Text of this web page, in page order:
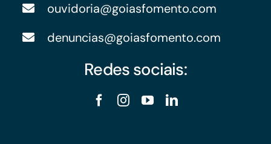
ouvidoria@goiasfomento.com
denuncias@goiasfomento.com
Redes sociais: